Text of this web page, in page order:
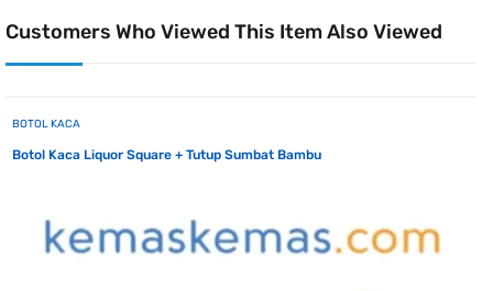
Customers Who Viewed This Item Also Viewed
BOTOL KACA
Botol Kaca Liquor Square + Tutup Sumbat Bambu